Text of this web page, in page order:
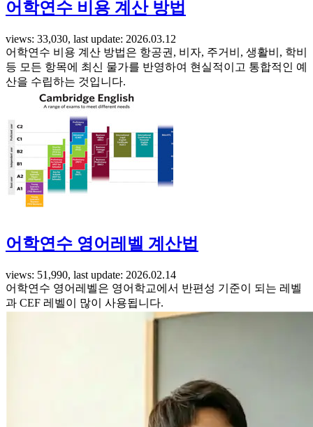
어학연수 비용 계산 방법
views: 33,030, last update: 2026.03.12
어학연수 비용 계산 방법은 항공권, 비자, 주거비, 생활비, 학비
등 모든 항목에 최신 물가를 반영하여 현실적이고 통합적인 예
산을 수립하는 것입니다.
어학연수 영어레벨 계산법
views: 51,990, last update: 2026.02.14
어학연수 영어레벨은 영어학교에서 반편성 기준이 되는 레벨
과 CEF 레벨이 많이 사용됩니다.